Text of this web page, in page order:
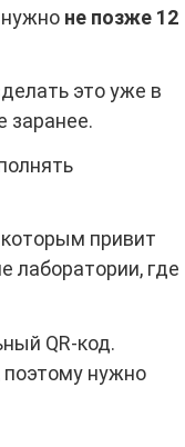
не позже 12
это уже в
заранее.
которым привит
лаборатории, где
QR-код.
поэтому нужно